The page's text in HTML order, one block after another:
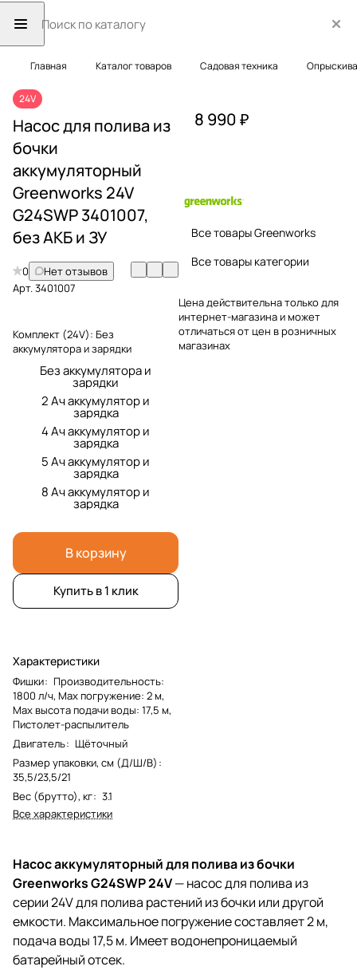
Главная Каталог товаров Садовая техника
24V
Насос для полива из
бочки
аккумуляторный
Greenworks 24V
G24SWP 3401007,
без АКБ и ЗУ
0
Нет отзывов
Арт.3401007
Комплект (24V): Без
аккумулятора и зарядки
Без аккумулятора и
зарядки
2 Ач аккумулятор и
зарядка
4 Ач аккумулятор и
зарядка
5 Ач аккумулятор и
зарядка
8 Ач аккумулятор и
зарядка
В корзину
Купить в 1 клик
Характеристики
Фишки: Производительность:
1800 л/ч, Мах погружение: 2 м,
Мах высота подачи воды: 17,5 м,
Пистолет-распылитель
Двигатель: Щёточный
Размер упаковки, см (Д/Ш/В) :
35,5/23,5/21
Вес (брутто), кг: 3.1
Все характеристики
8 990 ₽
Все товары Greenworks
Все товары категории
Цена действительна только для
интернет-магазина и может
отличаться от цен в розничных
магазинах
Насос аккумуляторный для полива из бочки
Greenworks G24SWP 24V— насос для полива из
серии 24V для полива растений из бочки или другой
емкости. Максимальное погружение составляет 2 м,
подача воды 17,5 м. Имеет водонепроницаемый
батарейный отсек.